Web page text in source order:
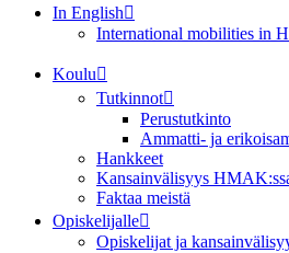
In English
International mobilities in
Koulu
Tutkinnot
Perustutkinto
Ammatti- ja
Hankkeet
Kansainvälisyys
Faktaa meistä
Opiskelijalle
Opiskelijat ja